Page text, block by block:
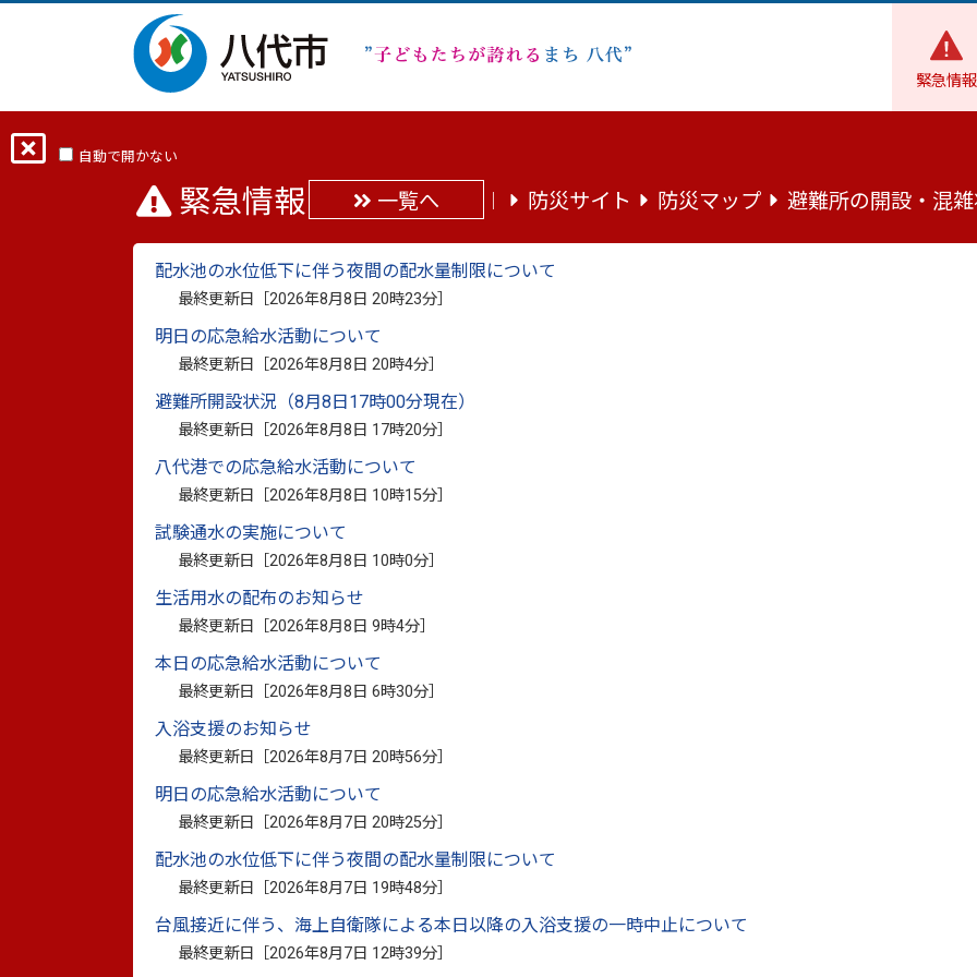
緊急情報
自動で開かない
緊急情報 一覧へ 防災サイト 防災マップ 避難所の開設・混
配水池の水位低下に伴う夜間の配水量制限について
最終更新日［2026年8月8日 20時23分
明日の応急給水活動について
最終更新日［2026年8月8日 20時4分
避難所開設状況（8月8日17時00分現在）
最終更新日［2026年8月8日 17時20分
八代港での応急給水活動について
最終更新日［2026年8月8日 10時15分
試験通水の実施について
最終更新日［2026年8月8日 10時0分
生活用水の配布のお知らせ
最終更新日［2026年8月8日 9時4分
本日の応急給水活動について
最終更新日［2026年8月8日 6時30分
入浴支援のお知らせ
最終更新日［2026年8月7日 20時56分
明日の応急給水活動について
最終更新日［2026年8月7日 20時25分
配水池の水位低下に伴う夜間の配水量制限について
最終更新日［2026年8月7日 19時48分
台風接近に伴う、海上自衛隊による本日以降の入浴支援の一時中止について
最終更新日［2026年8月7日 12時39分
その他の計画
2026年6月24日更新
八代市坂本町復興計画に基づく進捗状況（ロードマップ）の一部見直しに
ついて
2026年4月14日更新 第２次八代市職員活躍推進プランの策定について
2026年4月3日更新 地域再生計画について
2026年3月24日更新
八代市過疎地域持続的発展計画（令和８年度～令和１２年度）を策定しま
した
2026年3月24日更新
辺地に係る公共的施設の総合整備計画（令和８年度～令和１２年度）を策
定しました
2026年3月5日更新
2026年1月30日更新 熊本労働局との雇用対策協定に基づく実施計画を策定
2025年12月22日更新 ＜実施結果 R7.12月更新＞新八代駅周辺のにぎわい創出に関するサウンディ
ング型市場調査の実施について
2025年11月6日更新 八代市坂本町復興計画の進捗状況について